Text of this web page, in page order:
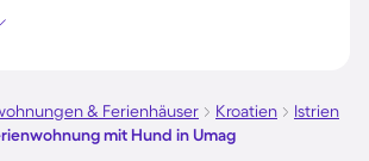
Ferienwohnung mit Hund auf
& Ferienhäuser Kroatien
Istrien
mit Hund in Umag